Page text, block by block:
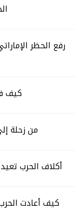
رفع الحظر
كيف
من زحلة
أكلاف الحرب
كيف أعادت